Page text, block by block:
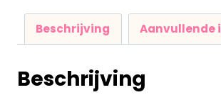
Beschrijving Aanvullende
Beschrijving